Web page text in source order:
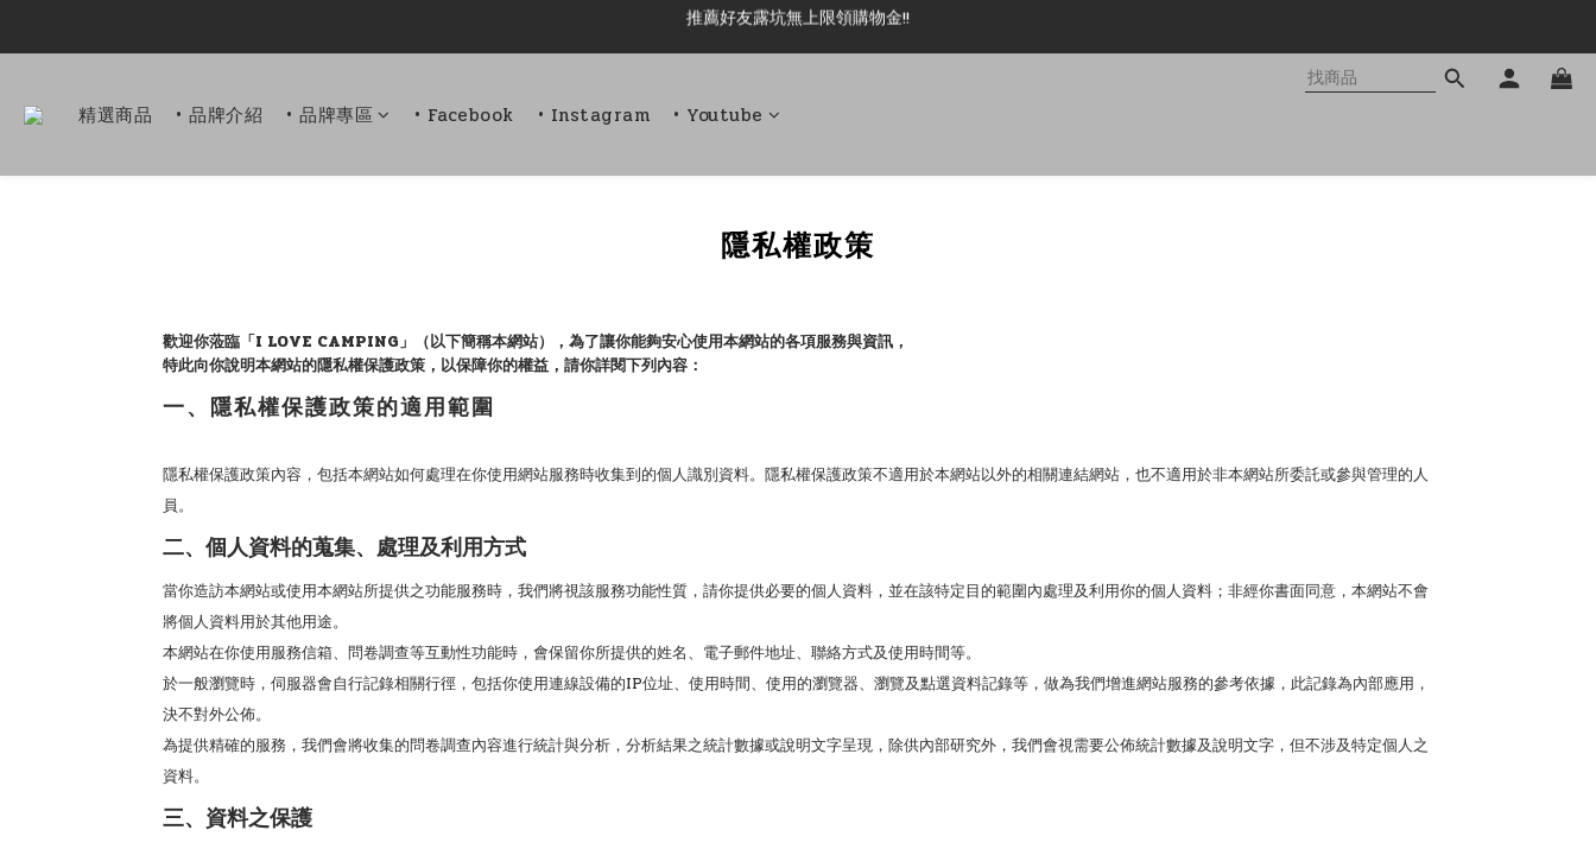
新加入會員即可現領 50元購物金!!
精選商品 • 品牌介紹 • 品牌專區 • Facebook • Instagram • Youtube
隱私權政策
歡迎你蒞臨「I LOVE CAMPING」（以下簡稱本網站），為了讓你能夠安心使用本網站的各項服務與資訊，
特此向你說明本網站的隱私權保護政策，以保障你的權益，請你詳閱下列內容：
一、隱私權保護政策的適用範圍
隱私權保護政策內容，包括本網站如何處理在你使用網站服務時收集到的個人識別資料。隱私權保護政策不適用於本網站以外的相關連結網站，也不適用於非本網站所委託或參與管理的人
員。
二、個人資料的蒐集、處理及利用方式
當你造訪本網站或使用本網站所提供之功能服務時，我們將視該服務功能性質，請你提供必要的個人資料，並在該特定目的範圍內處理及利用你的個人資料；非經你書面同意，本網站不會
將個人資料用於其他用途。
本網站在你使用服務信箱、問卷調查等互動性功能時，會保留你所提供的姓名、電子郵件地址、聯絡方式及使用時間等。
於一般瀏覽時，伺服器會自行記錄相關行徑，包括你使用連線設備的IP位址、使用時間、使用的瀏覽器、瀏覽及點選資料記錄等，做為我們增進網站服務的參考依據，此記錄為內部應用，
決不對外公佈。
為提供精確的服務，我們會將收集的問卷調查內容進行統計與分析，分析結果之統計數據或說明文字呈現，除供內部研究外，我們會視需要公佈統計數據及說明文字，但不涉及特定個人之
資料。
三、資料之保護